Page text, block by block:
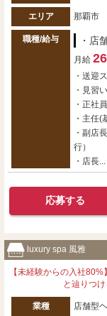
エリア 那覇市
職種/給与 ・店
月給
・送迎
・見習
・正社
・主任
・副店
行）
・店長...
応募する
luxury spa 風雅
【未経験からの入社
と辿りつ
業種 店舗型